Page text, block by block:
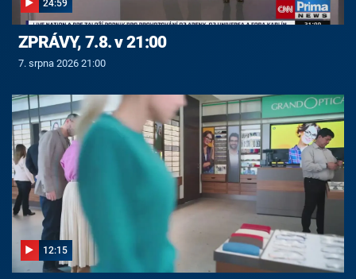
24:59
ZPRÁVY, 7.8. v 21:00
7. srpna 2026 21:00
12:15